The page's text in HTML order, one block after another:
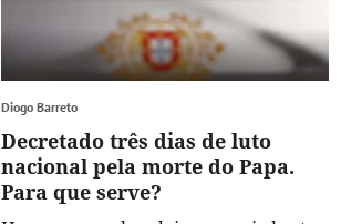
Diogo Barreto
Decretado três dias de luto
nacional pela morte do Papa.
Para que serve?